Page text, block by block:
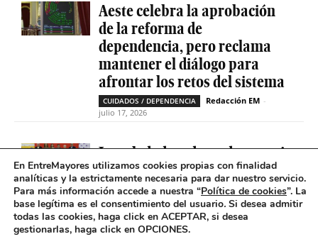
Aeste celebra la aprobación
de la reforma de
dependencia, pero reclama
mantener el diálogo para
afrontar los retos del sistema
CUIDADOS / DEPENDENCIA Redacción EM -
julio 17, 2026
La soledad no deseada es casi
cinco veces superior entre
personas que tienen
problemas de salud mental
SOLEDAD NO DESEADA Redacción EM
julio 16, 2026
En EntreMayores utilizamos cookies propias con finalidad
analíticas y la estrictamente necesaria para dar nuestro servicio.
Para más información accede a nuestra “Política de cookies”. La
base legítima es el consentimiento del usuario. Si desea admitir
todas las cookies, haga click en ACEPTAR, si desea
gestionarlas, haga click en OPCIONES.